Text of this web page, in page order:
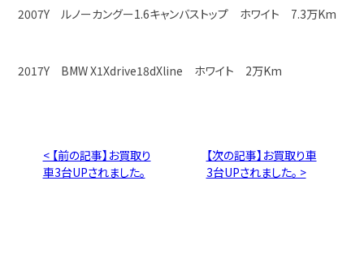
2007Y ルノーカングー1.6キャンバストップ ホワイト 7.3万Km
2017Y BMW X1Xdrive18dXline ホワイト 2万Km
< 【前の記事】お買取り
車3台UPされました。
【次の記事】お買取り車
3台UPされました。 >